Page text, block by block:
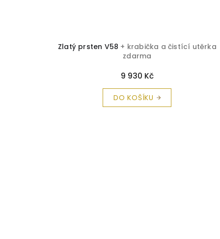
Zlatý prsten V58 + krabička a čistící utěrka
zdarma
9 930 Kč
DO KOŠÍKU